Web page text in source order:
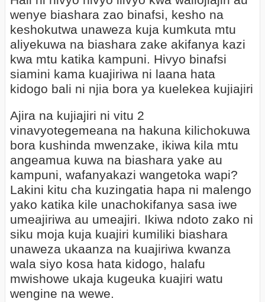
wenye biashara zao binafsi, kesho na
keshokutwa unaweza kuja kumkuta mtu
aliyekuwa na biashara zake akifanya kazi
kwa mtu katika kampuni. Hivyo binafsi
siamini kama kuajiriwa ni laana hata
kidogo bali ni njia bora ya kuelekea kujiajiri
Ajira na kujiajiri ni vitu 2
vinavyotegemeana na hakuna kilichokuwa
bora kushinda mwenzake, ikiwa kila mtu
angeamua kuwa na biashara yake au
kampuni, wafanyakazi wangetoka wapi?
Lakini kitu cha kuzingatia hapa ni malengo
yako katika kile unachokifanya sasa iwe
umeajiriwa au umeajiri. Ikiwa ndoto zako ni
siku moja kuja kuajiri kumiliki biashara
unaweza ukaanza na kuajiriwa kwanza
wala siyo kosa hata kidogo, halafu
mwishowe ukaja kugeuka kuajiri watu
wengine na wewe.